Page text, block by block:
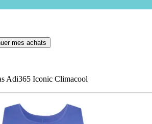
mes achats
Adi365 Iconic Climacool